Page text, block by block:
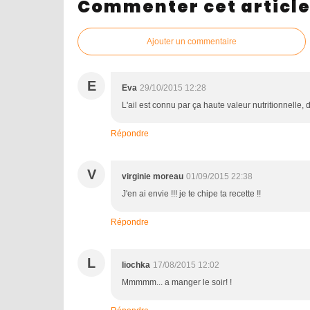
Commenter cet article
Ajouter un commentaire
E Eva 29/10/2015 12:28
L'ail est connu par ça haute valeur nutritionnelle,
Répondre
V virginie moreau 01/09/2015 22:38
J'en ai envie !!! je te chipe ta recette !!
Répondre
L liochka 17/08/2015 12:02
Mmmmm... a manger le soir! !